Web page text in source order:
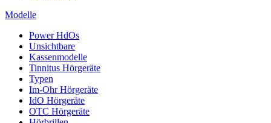
Modelle
Power HdOs
Unsichtbare
Kassenmodelle
Tinnitus Hörgeräte
Typen
Im-Ohr Hörgeräte
IdO Hörgeräte
OTC Hörgeräte